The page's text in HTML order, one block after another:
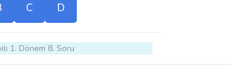
C D
1. Dönem 8. Soru